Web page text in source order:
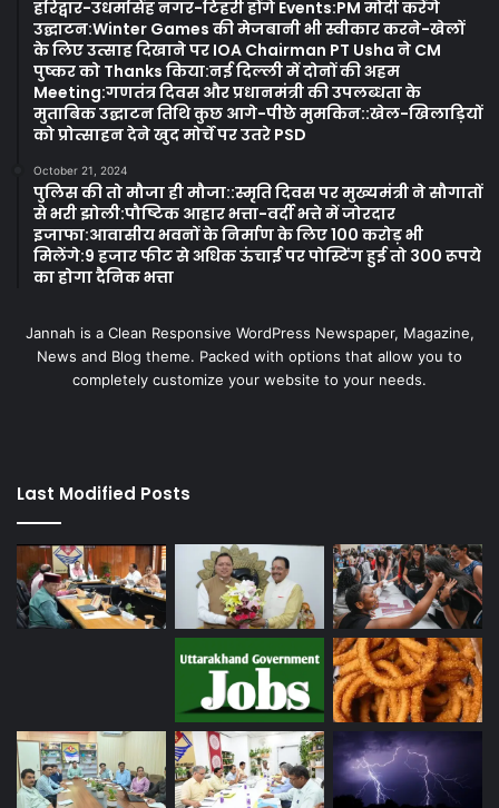
हरिद्वार-उधमसिंह नगर-टिहरी होंगे Events:PM मोदी करेंगे
उद्घाटन:Winter Games की मेजबानी भी स्वीकार करने-खेलों
के लिए उत्साह दिखाने पर IOA Chairman PT Usha ने CM
पुष्कर को Thanks किया:नई दिल्ली में दोनों की अहम
Meeting:गणतंत्र दिवस और प्रधानमंत्री की उपलब्धता के
मुताबिक उद्घाटन तिथि कुछ आगे-पीछे मुमकिन::खेल-खिलाड़ियों
को प्रोत्साहन देने खुद मोर्चे पर उतरे PSD
October 21, 2024
पुलिस की तो मौजा ही मौजा::स्मृति दिवस पर मुख्यमंत्री ने सौगातों
से भरी झोली:पौष्टिक आहार भत्ता-वर्दी भत्ते में जोरदार
इजाफा:आवासीय भवनों के निर्माण के लिए 100 करोड़ भी
मिलेंगे:9 हजार फीट से अधिक ऊंचाई पर पोस्टिंग हुई तो 300 रूपये
का होगा दैनिक भत्ता
Jannah is a Clean Responsive WordPress Newspaper, Magazine,
News and Blog theme. Packed with options that allow you to
completely customize your website to your needs.
Last Modified Posts